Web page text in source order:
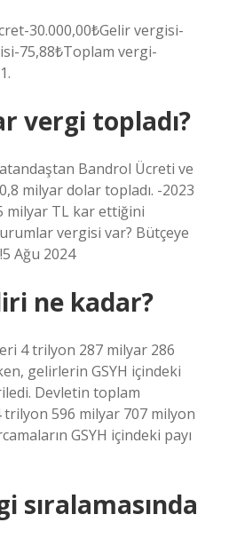
30.000,00₺Gelir vergisi-
75,88₺Toplam vergi-
vergi topladı?
Bandrol Ücreti ve
milyar dolar topladı. -2023
milyar TL kar ettiğini
vergisi var? Bütçeye
Ağu 2024
ne kadar?
4 trilyon 287 milyar 286
gelirlerin GSYH içindeki
Devletin toplam
trilyon 596 milyar 707 milyon
GSYH içindeki payı
sıralamasında